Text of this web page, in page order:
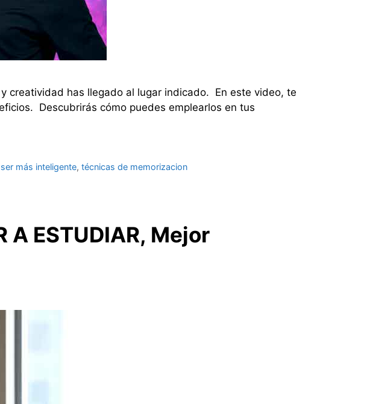
creatividad has llegado al lugar indicado. En este video, te
Descubrirás cómo puedes emplearlos en tus
ser más inteligente,técnicas de memorizacion
A ESTUDIAR, Mejor